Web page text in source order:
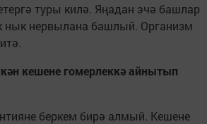
туры килә. Яңадан эчә башлар
нык нервылана башлый. Организм
кешене гомерлеккә айнытып
беркем бирә алмый. Кешене